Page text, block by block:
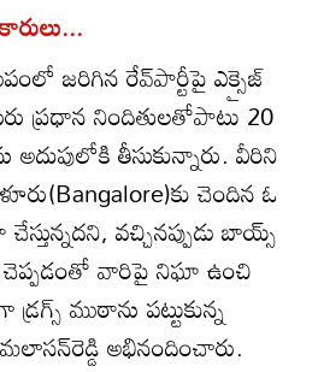
జరిగిన రేవ్‌పార్టీపై ఎక్సైజ్‌
ప్రధాన నిందితులతోపాటు 20
తీసుకున్నారు. వీరిని
చెందిన ఓ
వచ్చినప్పుడు బాయ్స్‌
చెప్పడంతో వారిపై నిఘా ఉంచి
ముఠాను పట్టుకున్న
అభినందించారు.